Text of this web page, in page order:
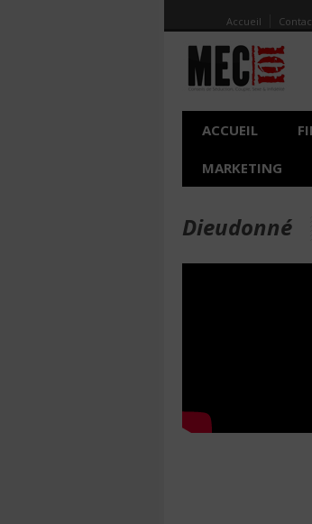
Accueil
ACCUEIL
MARKETING
Dieudonné